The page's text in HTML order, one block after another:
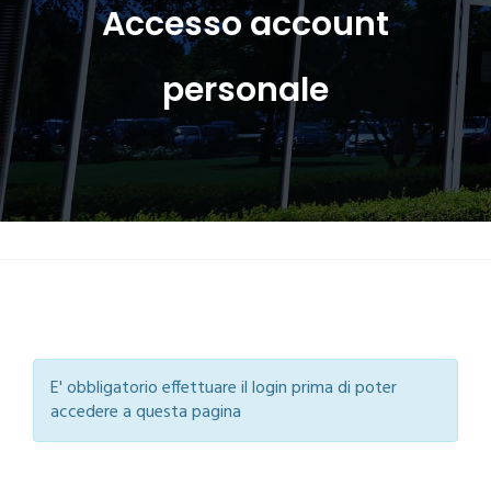
Accesso account
personale
E' obbligatorio effettuare il login prima di poter
accedere a questa pagina